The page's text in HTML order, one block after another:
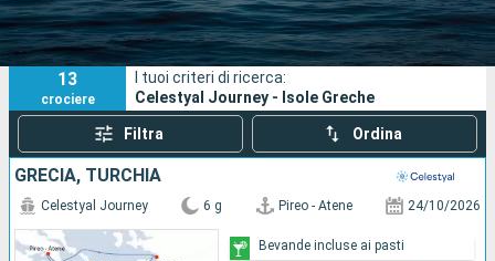
Porti Compagnie
Ricerca
13
crociere
I tuoi criteri di ricerca:
Celestyal Journey - Isole Greche
Filtra Ordina
GRECIA, TURCHIA
Celestyal Journey 6 g Pireo - Atene 24/10/2026
Bevande incluse ai pasti